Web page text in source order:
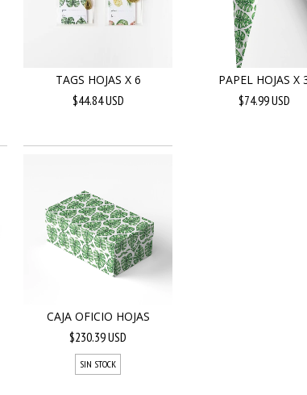
TAGS HOJAS X 6
$44.84 USD
PAPEL HOJAS X
$74.99 USD
CAJA OFICIO HOJAS
$230.39 USD
SIN STOCK